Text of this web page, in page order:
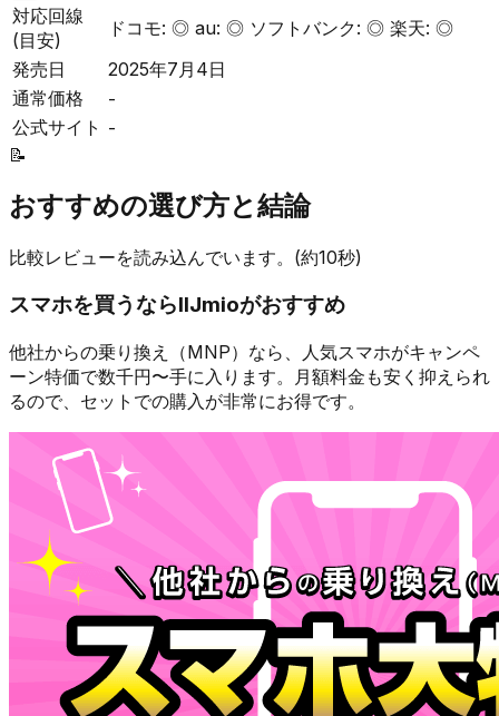
対応回線
(目安)
ドコモ: ◎ au: ◎ ソフトバンク: ◎ 楽天: ◎
発売日
2025年7月4日
通常価格
-
公式サイト -
📝
おすすめの選び方と結論
比較レビューを読み込んでいます。(約10秒)
スマホを買うならIIJmioがおすすめ
他社からの乗り換え（MNP）なら、人気スマホがキャンペ
ーン特価で数千円〜手に入ります。月額料金も安く抑えられ
るので、セットでの購入が非常にお得です。